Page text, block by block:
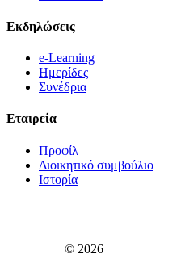
Εκδηλώσεις
e-Learning
Ημερίδες
Συνέδρια
Εταιρεία
Προφίλ
Διοικητικό συμβούλιο
Ιστορία
© 2026